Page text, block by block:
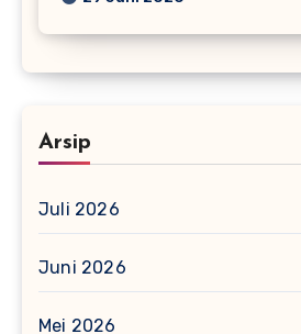
Arsip
Juli 2026
Juni 2026
Mei 2026